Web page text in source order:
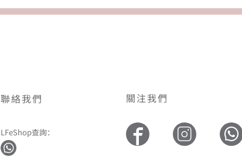
聯絡我們
LFeShop查詢：
關注我們